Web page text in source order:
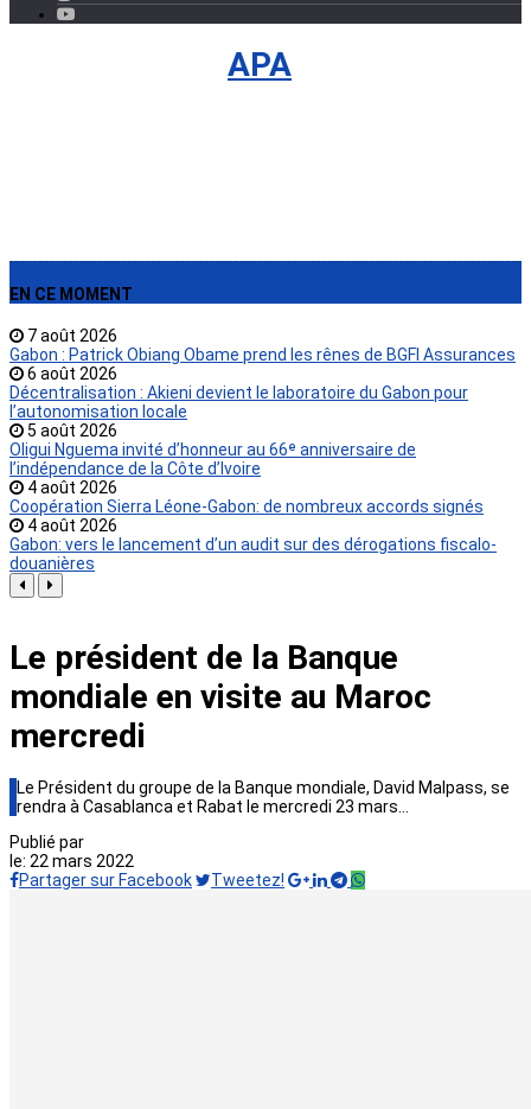
APA
EN CE MOMENT
7 août 2026
Gabon : Patrick Obiang Obame prend les rênes de BGFI Assurances
6 août 2026
Décentralisation : Akieni devient le laboratoire du Gabon pour
l’autonomisation locale
5 août 2026
Oligui Nguema invité d’honneur au 66ᵉ anniversaire de
l’indépendance de la Côte d’Ivoire
4 août 2026
Coopération Sierra Léone-Gabon: de nombreux accords signés
4 août 2026
Gabon: vers le lancement d’un audit sur des dérogations fiscalo-
douanières
Le président de la Banque
mondiale en visite au Maroc
mercredi
Le Président du groupe de la Banque mondiale, David Malpass, se
rendra à Casablanca et Rabat le mercredi 23 mars…
Publié par
le: 22 mars 2022
Partager sur Facebook
Tweetez!